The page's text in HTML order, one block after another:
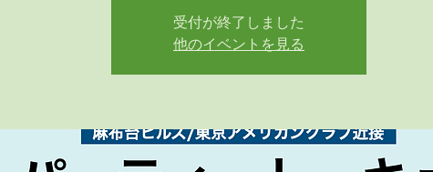
受付が終了しました
他のイベントを見る